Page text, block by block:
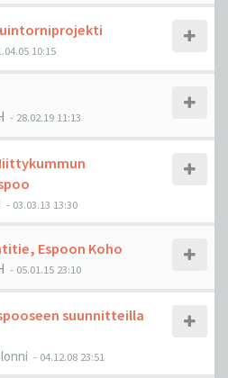
10:15
- 28.02.19 11:13
- 03.03.13 13:30
Espoon Koho
- 05.01.15 23:10
suunnitteilla
- 04.12.08 23:51